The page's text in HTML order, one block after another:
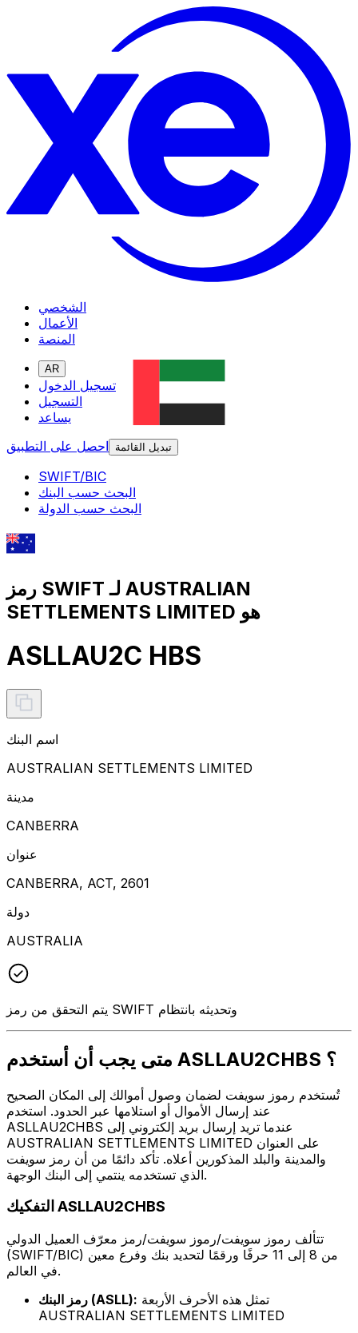
الشخصي
الأعمال
المنصة
AR
تسجيل الدخول
التسجيل
يساعد
احصل على التطبيق
تبديل القائمة
SWIFT/BIC
البحث حسب البنك
البحث حسب الدولة
رمز SWIFT لـ AUSTRALIAN
SETTLEMENTS LIMITED هو
ASLLAU2C HBS
اسم البنك
AUSTRALIAN SETTLEMENTS LIMITED
مدينة
CANBERRA
عنوان
CANBERRA, ACT, 2601
دولة
AUSTRALIA
يتم التحقق من رمز SWIFT وتحديثه بانتظام
متى يجب أن أستخدم ASLLAU2CHBS ؟
تُستخدم رموز سويفت لضمان وصول أموالك إلى المكان الصحيح
عند إرسال الأموال أو استلامها عبر الحدود. استخدم
ASLLAU2CHBS عندما تريد إرسال بريد إلكتروني إلى
AUSTRALIAN SETTLEMENTS LIMITED على العنوان
والمدينة والبلد المذكورين أعلاه. تأكد دائمًا من أن رمز سويفت
الذي تستخدمه ينتمي إلى البنك الوجهة.
التفكيك ASLLAU2CHBS
تتألف رموز سويفت/رموز سويفت/رمز معرّف العميل الدولي
(SWIFT/BIC) من 8 إلى 11 حرفًا ورقمًا لتحديد بنك وفرع معين
في العالم.
رمز البنك (ASLL):
AUSTRALIAN SETTLEMENTS LIMITED